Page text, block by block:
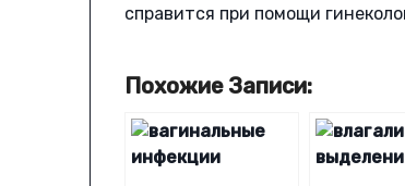
справится при помощи
Похожие Записи: